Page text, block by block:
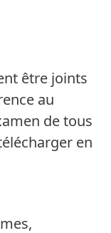
être joints
au
de tous
en